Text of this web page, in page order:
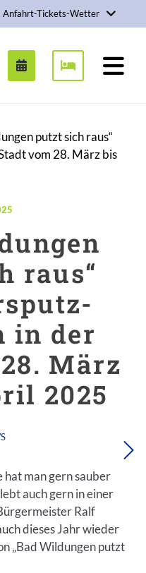
Anfahrt-Tickets-Wetter
Bad Wildungen
putzt sich raus“
vom 28. März bis
am:
raus“
in der
März
2025
hat man gern sauber
auch gern in einer
Ralf
dieses Jahr wieder
„Bad Wildungen putzt